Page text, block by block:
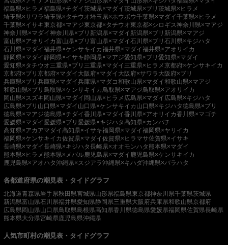
福島県×ヒラメ福島県×チダイ茨城県×マダイ茨城県×ブリ 茨城県×ヒラメ
埼玉県×サワラ埼玉県×タチウオ埼玉県×ホウボウ千葉県×マダイ千葉県×ヒラメ
千葉県×イサキ東京都×マアジ東京都×タチウオ東京都×シロギス神奈川県×マアジ
神奈川県×マダイ神奈川県×ブリ 新潟県×マダイ 新潟県×ブリ 新潟県×マアジ
富山県×アオリイカ富山県×ブリ 富山県×マダイ石川県×ブリ 石川県×キジハタ
石川県×マダイ福井県×ケンサキイカ福井県×マダイ福井県×アオリイカ
静岡県×マダイ 静岡県×イサキ静岡県×マアジ愛知県×ブリ 愛知県×マダイ
愛知県×タチウオ三重県×ブリ 三重県×マダイ 三重県×ヒラメ京都府×ケンサキイカ
京都府×ブリ 京都府×マダイ 大阪府×マダイ 大阪府×サワラ 大阪府×ブリ
兵庫県×ブリ 兵庫県×マダイ兵庫県×マダコ和歌山県×マダイ和歌山県×マアジ
和歌山県×ブリ 鳥取県×ケンサキイカ鳥取県×マアジ鳥取県×アオリイカ
岡山県×スズキ 岡山県×マダイ 岡山県×ヒラメ 広島県×マダイ 広島県×キジハタ
広島県×ブリ 山口県×マダイ 山口県×ケンサキイカ 山口県×キジハタ徳島県×ブリ
徳島県×マアジ徳島県×チダイ香川県×マダイ香川県×アオリイカ香川県×マゴチ
愛媛県×マダイ愛媛県×ブリ 愛媛県×キジハタ高知県×カンパチ
高知県×アカアマダイ高知県×イサキ福岡県×マダイ福岡県×ヤリイカ
福岡県×ケンサキイカ佐賀県×マダイ佐賀県×ヒラマサ佐賀県×イサキ
長崎県×マダイ長崎県×キジハタ長崎県×オオモンハタ 熊本県×マダイ
熊本県×ヒラメ 熊本県×メバル鹿児島県×マダイ 鹿児島県×ケンサキイカ
鹿児島県×アオハタ沖縄県×スジアラ沖縄県×キハダ沖縄県×バラハタ
各都道府県の潮見表・タイドグラフ
北海道青森県岩手県秋田県宮城県山形県福島県東京都神奈川県千葉県茨城県
新潟県富山県石川県福井県愛知県静岡県三重県大阪府兵庫県和歌山県京都府
広島県岡山県山口県鳥取県島根県高知県香川県徳島県愛媛県福岡県佐賀県長崎県
熊本県大分県宮崎県鹿児島県沖縄県
人気市町村の潮見表・タイドグラフ